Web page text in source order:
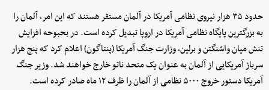
حدود ۳۵ هزار نیروی نظامی آمریکا در آلمان مستقر هستند که این امر، آلمان را
به بزرگترین پایگاه نظامی آمریکا در اروپا تبدیل کرده است. در بحبوحه افزایش
تنش میان واشنگتن و برلین، وزارت جنگ آمریکا (پنتاگون) اعلام کرد که پنج هزار
سرباز آمریکایی از آلمان به عنوان یک متحد ناتو خارج خواهند شد. وزیر جنگ
آمریکا دستور خروج ۵۰۰۰ نظامی از آلمان را ظرف ۱۲ ماه صادر کرده است.